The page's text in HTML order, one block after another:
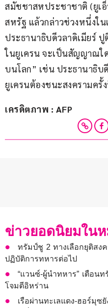
สมัชชาสหประชาชาติ (ยูเ
สหรัฐ แล้วกล่าวช่วงหนึ่งใน
ประธานาธิบดีวลาดิเมียร์
ในยูเครน จะเป็นสัญญาณใ
บนโลก” เช่น ประธานาธิ
ยูเครนต้องชนะสงครามครั้
เครดิตภาพ : AFP
ข่าวยอดนิยมใน
ทรัมป์ชู 2 ทางเลือกยุติสง
ปฏิบัติการทหารต่อไป
“แวนซ์-ผู้นำทหาร” เตือน
โจมตีอิหร่าน
เรือผ่านทะเลแดง-ฮอร์มุซ